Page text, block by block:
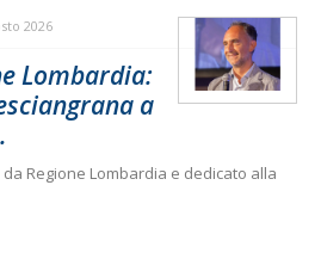
2026
Lombardia:
a
Regione Lombardia e dedicato alla